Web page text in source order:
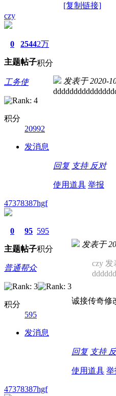
[复制链接]
czy
0
主题
2544
帖子
2万
积分
工务使
积分
20992
发消息
发表于 2020-
回复 支持 反对
使用道具 举报
47378387hgf
0
主题
95
帖子
595
积分
普通帮众
积分
595
发消息
发表于
czy 发
诚接传奇修
回复 支持
使用道具 举
47378387hgf